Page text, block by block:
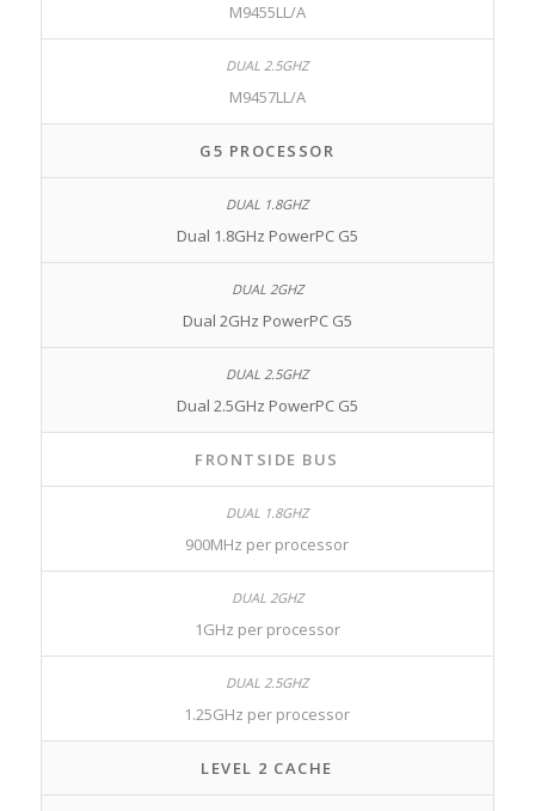
M9455LL/A
M9457LL/A
G5 PROCESSOR
Dual 1.8GHz PowerPC G5
Dual 2GHz PowerPC G5
Dual 2.5GHz PowerPC G5
FRONTSIDE BUS
900MHz per processor
1GHz per processor
1.25GHz per processor
LEVEL 2 CACHE